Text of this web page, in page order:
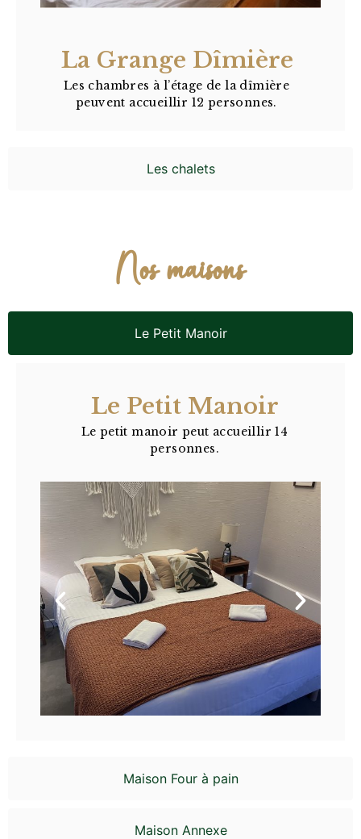
Les chalets
La Grange Dîmière
Les chambres à l’étage de la dîmière
peuvent accueillir 12 personnes.
Nos maisons
Le Petit Manoir
Maison Four à pain
Maison Annexe
Le Petit Manoir
Le petit manoir peut accueillir 14
personnes.